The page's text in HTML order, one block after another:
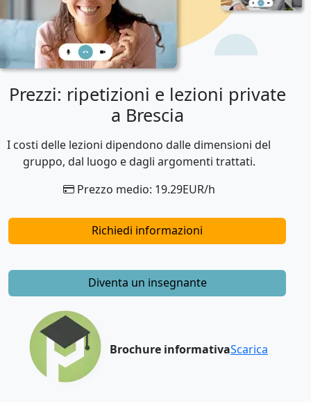
Prezzi: ripetizioni e lezioni private
a Brescia
I costi delle lezioni dipendono dalle dimensioni del
gruppo, dal luogo e dagli argomenti trattati.
Prezzo medio: 19.29EUR/h
Richiedi informazioni
Diventa un insegnante
Brochure informativaScarica